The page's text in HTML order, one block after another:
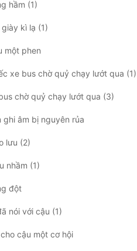
hầm (1)
kì lạ (1)
một phen
xe bus chờ quỷ chạy lướt qua (1)
chờ quỷ chạy lướt qua (3)
ghi âm bị nguyên rủa
lưu (2)
nhầm (1)
đột
nói với cậu (1)
cậu một cơ hội